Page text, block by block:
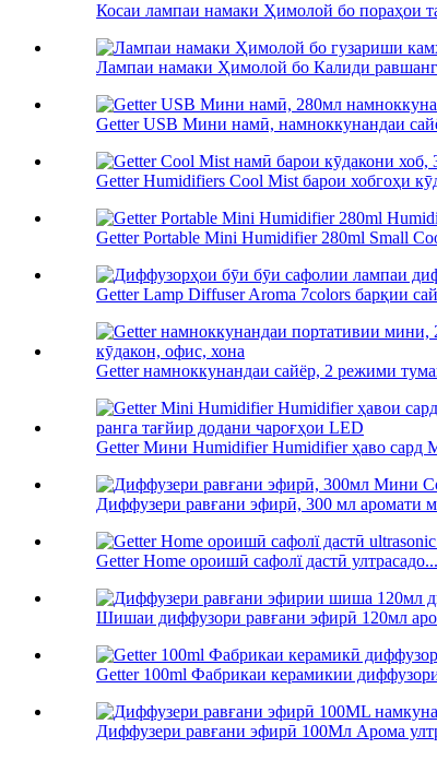
Косаи лампаи намаки Ҳимолой бо пораҳои
Лампаи намаки Ҳимолой бо Калиди
Getter USB Мини намӣ, намноккунандаи
Getter Humidifiers Cool Mist барои хобгоҳи
Getter Portable Mini Humidifier 280ml Small
Getter Lamp Diffuser Aroma 7colors барқии
Getter намноккунандаи сайёр, 2 режими
Getter Мини Humidifier Humidifier ҳаво сард
Диффузери равғани эфирӣ, 300 мл аромати
Getter Home ороишӣ сафолї дастӣ ултрасадо...
Шишаи диффузори равғани эфирӣ 120мл
Getter 100ml Фабрикаи керамикии
Диффузери равғани эфирӣ 100Мл Арома